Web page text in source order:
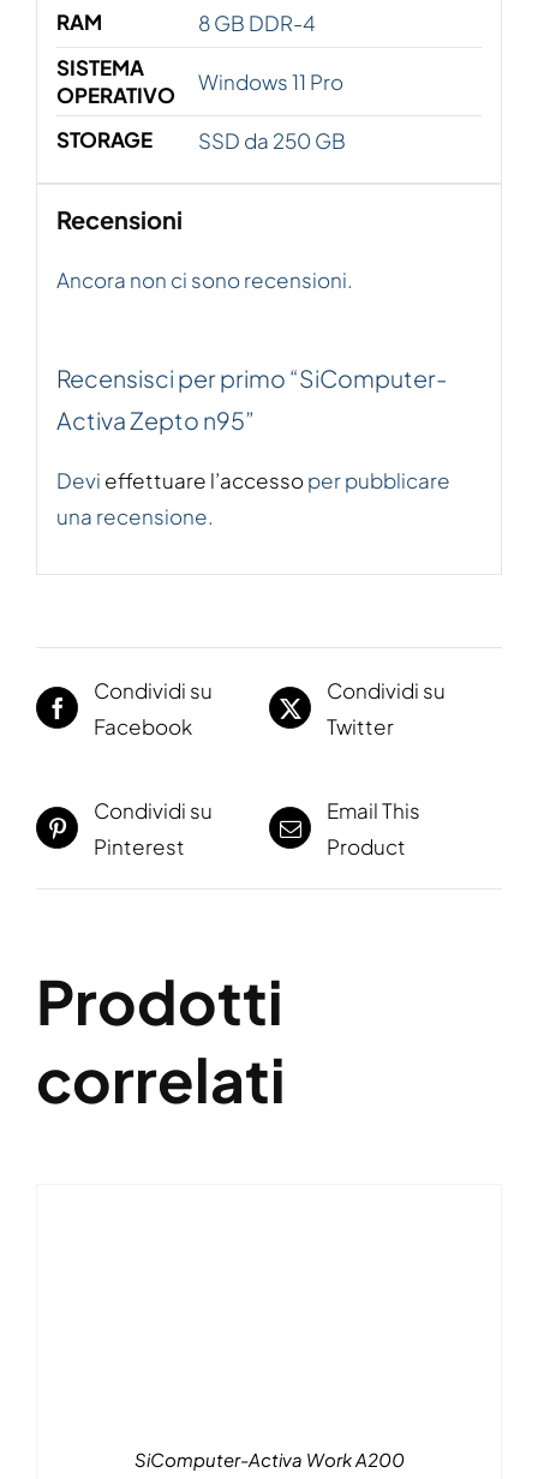
RAM
8 GB DDR-4
SISTEMA
OPERATIVO
Windows 11 Pro
STORAGE SSD da 250 GB
Recensioni
Ancora non ci sono recensioni.
Recensisci per primo “SiComputer-
Activa Zepto n95”
Devi effettuare l’accessoper pubblicare
una recensione.
Condividi su
Facebook
Condividi su
Twitter
Condividi su
Pinterest
Email This
Product
Prodotti
correlati
SiComputer-Activa Work A200